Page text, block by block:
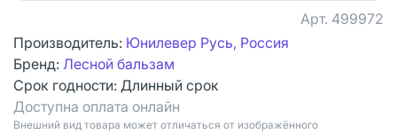
Арт. 499972
Производитель: Юнилевер Русь, Россия
Бренд: Лесной бальзам
Срок годности: Длинный срок
Доступна оплата онлайн
Bнешний вид товара может отличаться от изображённого